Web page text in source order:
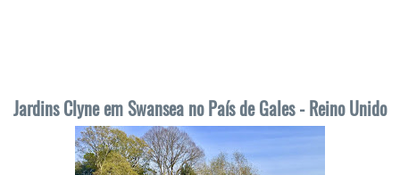
Jardins Clyne em Swansea no País de Gales - Reino Unido